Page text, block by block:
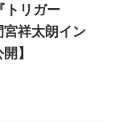
トリガー
祥太朗イン
】